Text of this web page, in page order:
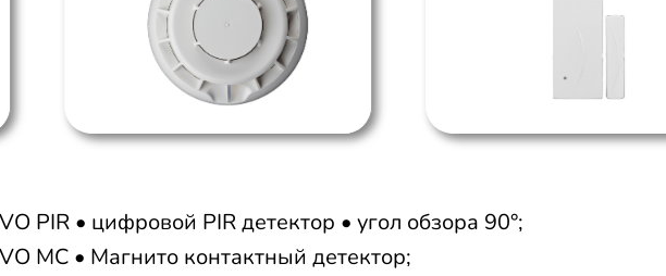
PIR • цифровой PIR детектор • угол обзора 90°;
MC • Магнито контактный детектор;